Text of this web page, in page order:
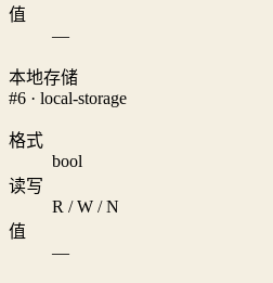
值
—
本地存储
#6 · local-storage
格式
bool
读写
R / W / N
值
—